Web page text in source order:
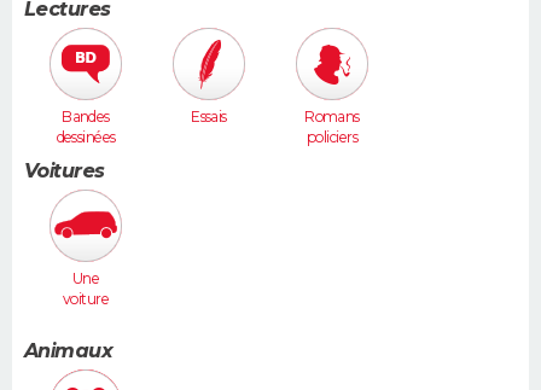
Lectures
Bandes
dessinées
Essais
Romans
policiers
Voitures
Une
voiture
(Megane,
307...)
Animaux